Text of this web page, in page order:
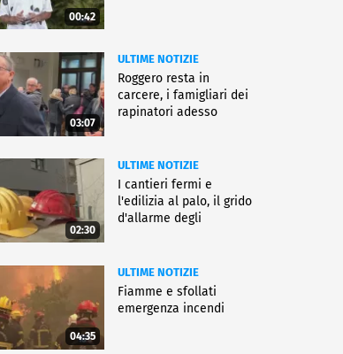
00:42
03:07
ULTIME NOTIZIE
Roggero resta in
carcere, i famigliari dei
rapinatori adesso
02:30
ULTIME NOTIZIE
I cantieri fermi e
l'edilizia al palo, il grido
d'allarme degli
04:35
ULTIME NOTIZIE
Fiamme e sfollati
emergenza incendi